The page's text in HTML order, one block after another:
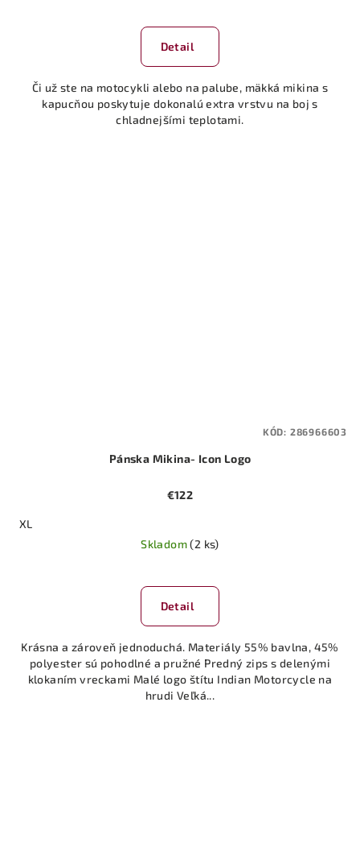
Detail
Či už ste na motocykli alebo na palube, mäkká mikina s
kapucňou poskytuje dokonalú extra vrstvu na boj s
chladnejšími teplotami.
Pánska Mikina- Icon Logo
€122
XL
Skladom(2 ks)
Detail
Krásna a zároveň jednoduchá. Materiály 55% bavlna, 45%
polyester sú pohodlné a pružné Predný zips s delenými
klokaním vreckami Malé logo štítu Indian Motorcycle na
hrudi Veľká...
KÓD: 286966603